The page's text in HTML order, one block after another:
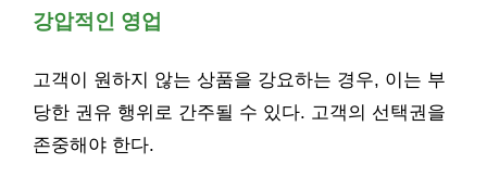
강압적인 영업
고객이 원하지 않는 상품을 강요하는 경우, 이는 부
당한 권유 행위로 간주될 수 있다. 고객의 선택권을
존중해야 한다.